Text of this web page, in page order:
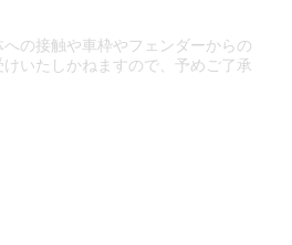
の接触や車枠やフェンダーからの
いたしかねますので、予めご了承